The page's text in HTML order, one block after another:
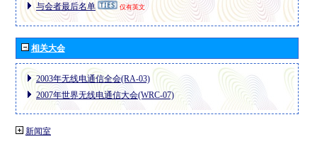
与会者最后名单 仅有英文
相关大会
2003年无线电通信全会(RA-03)
2007年世界无线电通信大会(WRC-07)
新闻室